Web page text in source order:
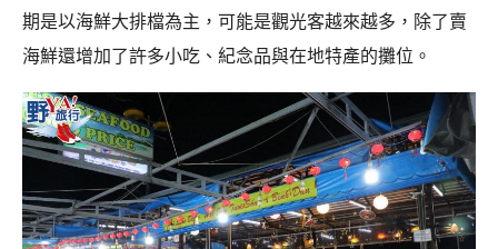
期是以海鮮大排檔為主，可能是觀光客越來越多，除了賣
海鮮還增加了許多小吃、紀念品與在地特產的攤位。